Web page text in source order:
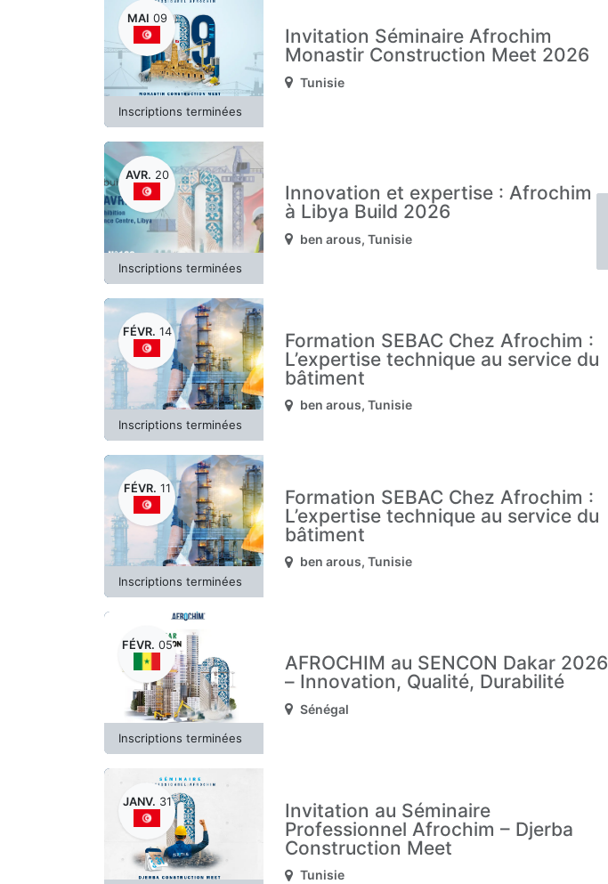
MAI 09
Inscriptions terminées
Invitation Séminaire Afrochim
Monastir Construction Meet 2026
Tunisie
AVR. 20
Inscriptions terminées
Innovation et expertise : Afrochim
à Libya Build 2026
ben arous, Tunisie
FÉVR. 14
Inscriptions terminées
Formation SEBAC Chez Afrochim :
L’expertise technique au service du
bâtiment
ben arous, Tunisie
FÉVR. 11
Inscriptions terminées
Formation SEBAC Chez Afrochim :
L’expertise technique au service du
bâtiment
ben arous, Tunisie
FÉVR. 05
Inscriptions terminées
AFROCHIM au SENCON Dakar 2026
– Innovation, Qualité, Durabilité
Sénégal
JANV. 31
Invitation au Séminaire
Professionnel Afrochim – Djerba
Construction Meet
Tunisie